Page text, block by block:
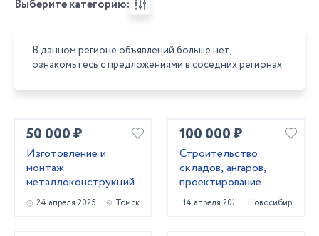
Выберите категорию:
В данном регионе объявлений больше нет,
ознакомьтесь с предложениями в соседних регионах
50 000 ₽
Изготовление и
монтаж
металлоконструкций
24 апреля 2025 Томск
100 000 ₽
Строительство
складов, ангаров,
проектирование
14 апреля 2022 Новосибирск